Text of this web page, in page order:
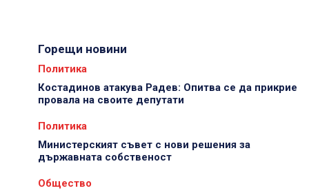
Горещи новини
Политика
Костадинов атакува Радев: Опитва се да прикрие
провала на своите депутати
Политика
Министерският съвет с нови решения за
държавната собственост
Общество